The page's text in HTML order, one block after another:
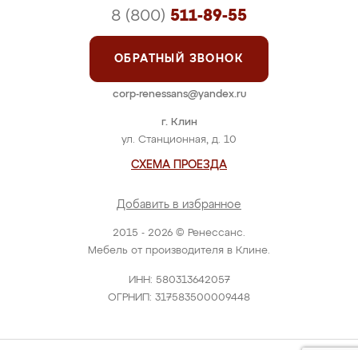
2015 - 2026 © Ренессанс.
Мебель от производителя в Клине.
ИНН: 580313642057
ОГРНИП: 317583500009448
г. Клин
ул. Станционная, д. 10
СХЕМА ПРОЕЗДА
Добавить в избранное
8 (800) 511-89-55
ОБРАТНЫЙ ЗВОНОК
corp-renessans@yandex.ru